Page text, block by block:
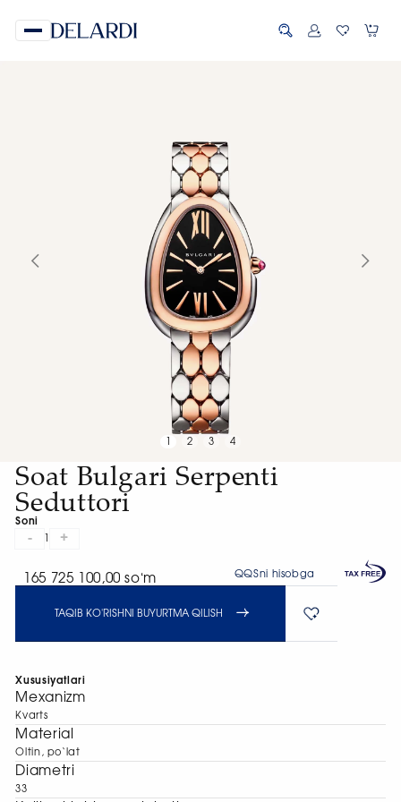
2 3 4
Soat Bulgari Serpenti
Seduttori
Soni
- +
165 725 100,00 soʻm QQSni hisobga
TAQIB KO'RISHNI BUYURTMA QILISH
Xususiyatlari
Mexanizm
Kvarts
Material
Oltin, po‘lat
Diametri
33